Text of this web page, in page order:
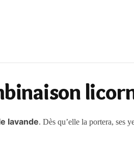
lavande. Dès qu’elle la portera, ses